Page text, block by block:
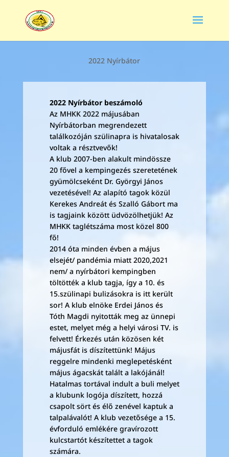
2022 Nyírbátor
2022 Nyírbátor beszámoló
Az MHKK 2022 májusában
Nyírbátorban megrendezett
találkozóján szülinapra is hivatalosak
voltak a résztvevők!
A klub 2007-ben alakult mindössze
20 fővel a kempingezés szeretetének
gyümölcseként Dr. Györgyi János
vezetésével! Az alapító tagok közül
Kerekes Andreát és Szalló Gábort ma
is tagjaink között üdvözölhetjük! Az
MHKK taglétszáma most közel 800
fő!
2014 óta minden évben a május
elsejét/ pandémia miatt 2020,2021
nem/ a nyírbátori kempingben
töltötték a klub tagja, így a 10. és
15.szülinapi bulizásokra is itt került
sor! A klub elnöke Erdei János és
Tóth Magdi nyitották meg az ünnepi
estet, melyet még a helyi városi TV. is
felvett! Érkezés után közösen két
májusfát is díszítettünk! Május
reggelre mindenki meglepetésként
május ágacskát talált a lakójánál!
Hatalmas tortával indult a buli melyet
a klubunk logója díszített, hozzá
csapolt sört és élő zenével kaptuk a
talpalávalót! A klub vezetősége a 15.
évforduló emlékére gravírozott
kulcstartót készítettet a tagok
számára.